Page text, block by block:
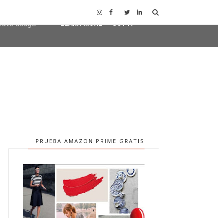
PRUEBA AMAZON PRIME GRATIS
agent
usage
LEARN MORE GOT IT